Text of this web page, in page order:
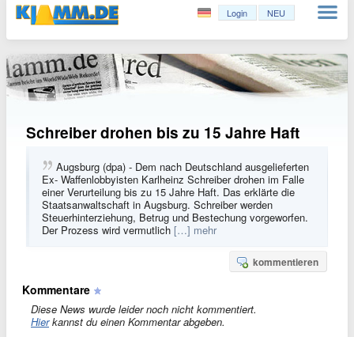
Login NEU
Schreiber drohen bis zu 15 Jahre Haft
Augsburg (dpa) - Dem nach Deutschland ausgelieferten
Ex- Waffenlobbyisten Karlheinz Schreiber drohen im Falle
einer Verurteilung bis zu 15 Jahre Haft. Das erklärte die
Staatsanwaltschaft in Augsburg. Schreiber werden
Steuerhinterziehung, Betrug und Bestechung vorgeworfen.
Der Prozess wird vermutlich […] mehr
kommentieren
Kommentare
Diese News wurde leider noch nicht kommentiert.
Hierkannst du einen Kommentar abgeben.